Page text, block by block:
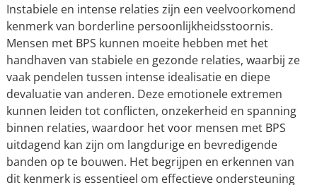
Instabiele en intense relaties zijn een veelvoorkomend
kenmerk van borderline persoonlijkheidsstoornis.
Mensen met BPS kunnen moeite hebben met het
handhaven van stabiele en gezonde relaties, waarbij ze
vaak pendelen tussen intense idealisatie en diepe
devaluatie van anderen. Deze emotionele extremen
kunnen leiden tot conflicten, onzekerheid en spanning
binnen relaties, waardoor het voor mensen met BPS
uitdagend kan zijn om langdurige en bevredigende
banden op te bouwen. Het begrijpen en erkennen van
dit kenmerk is essentieel om effectieve ondersteuning